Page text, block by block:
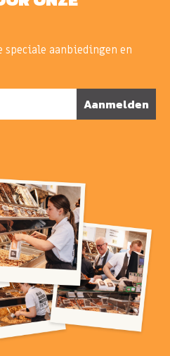
speciale aanbiedingen en
Aanmelden